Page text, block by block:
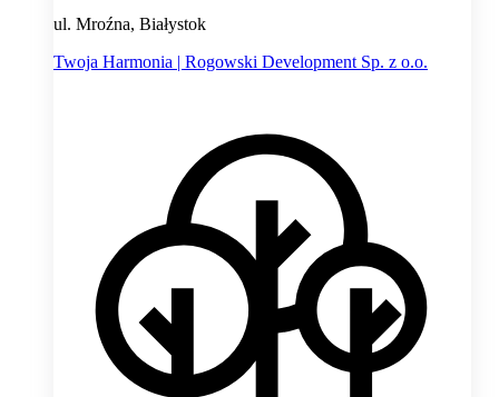
ul. Mroźna, Białystok
Twoja Harmonia | Rogowski Development Sp. z o.o.